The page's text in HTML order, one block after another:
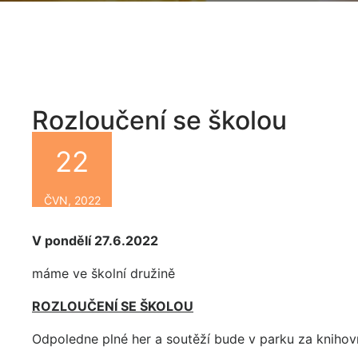
Rozloučení se školou
By
22
ČVN, 2022
V pondělí 27.6.2022
máme ve školní družině
ROZLOUČENÍ SE ŠKOLOU
Odpoledne plné her a soutěží bude v parku za